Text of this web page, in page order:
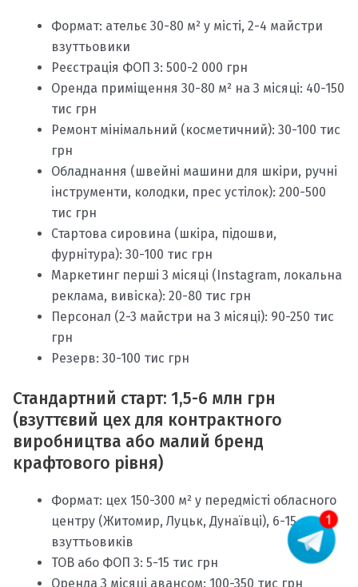
Формат: ательє 30-80 м² у місті, 2-4 майстри
взуттьовики
Реєстрація ФОП 3: 500-2 000 грн
Оренда приміщення 30-80 м² на 3 місяці: 40-150
тис грн
Ремонт мінімальний (косметичний): 30-100 тис
грн
Обладнання (швейні машини для шкіри, ручні
інструменти, колодки, прес устілок): 200-500
тис грн
Стартова сировина (шкіра, підошви,
фурнітура): 30-100 тис грн
Маркетинг перші 3 місяці (Instagram, локальна
реклама, вивіска): 20-80 тис грн
Персонал (2-3 майстри на 3 місяці): 90-250 тис
грн
Резерв: 30-100 тис грн
Стандартний старт: 1,5-6 млн грн
(взуттєвий цех для контрактного
виробництва або малий бренд
крафтового рівня)
Формат: цех 150-300 м² у передмісті обласного
центру (Житомир, Луцьк, Дунаївці), 6-15
взуттьовиків
ТОВ або ФОП 3: 5-15 тис грн
Оренда 3 місяці авансом: 100-350 тис грн